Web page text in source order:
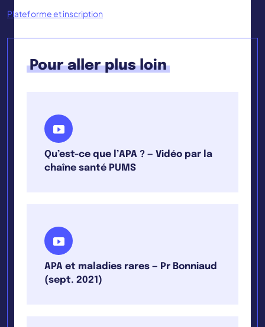
Plateforme et inscription
Pour aller plus loin
Qu’est-ce que l’APA ? — Vidéo par la
chaîne santé PUMS
APA et maladies rares — Pr Bonniaud
(sept. 2021)